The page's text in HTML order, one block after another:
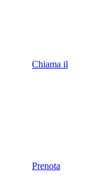
Chiama il
Prenota